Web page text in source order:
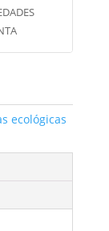
ecológicas